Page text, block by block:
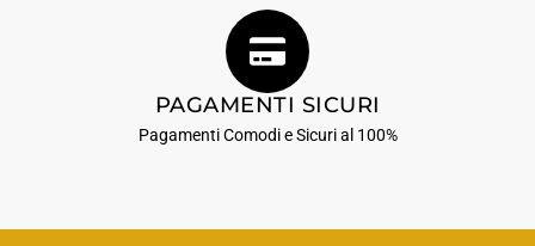
PAGAMENTI SICURI
Pagamenti Comodi e Sicuri al 100%